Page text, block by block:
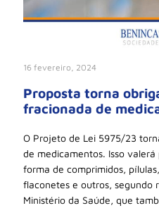
16 fevereiro, 2024
Proposta torna
fracionada de
O Projeto de Lei 5975/23
de medicamentos. Isso
forma de comprimidos,
flaconetes e outros, segundo
Ministério da Saúde, que